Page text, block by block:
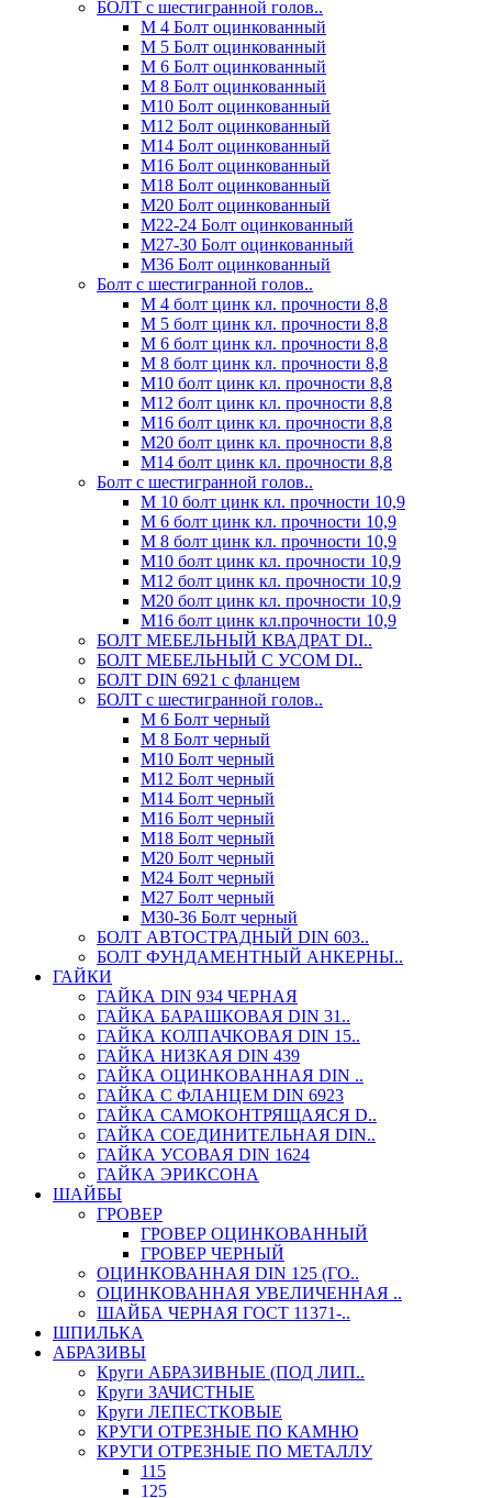
БОЛТ с шестигранной голов..
М 4 Болт оцинкованный
М 5 Болт оцинкованный
М 6 Болт оцинкованный
М 8 Болт оцинкованный
М10 Болт оцинкованный
М12 Болт оцинкованный
М14 Болт оцинкованный
М16 Болт оцинкованный
М18 Болт оцинкованный
М20 Болт оцинкованный
М22-24 Болт оцинкованный
М27-30 Болт оцинкованный
М36 Болт оцинкованный
Болт с шестигранной голов..
М 4 болт цинк кл. прочности 8,8
М 5 болт цинк кл. прочности 8,8
М 6 болт цинк кл. прочности 8,8
М 8 болт цинк кл. прочности 8,8
М10 болт цинк кл. прочности 8,8
М12 болт цинк кл. прочности 8,8
М16 болт цинк кл. прочности 8,8
М20 болт цинк кл. прочности 8,8
М14 болт цинк кл. прочности 8,8
Болт с шестигранной голов..
М 10 болт цинк кл. прочности 10,9
М 6 болт цинк кл. прочности 10,9
М 8 болт цинк кл. прочности 10,9
М10 болт цинк кл. прочности 10,9
М12 болт цинк кл. прочности 10,9
М20 болт цинк кл. прочности 10,9
М16 болт цинк кл.прочности 10,9
БОЛТ МЕБЕЛЬНЫЙ КВАДРАТ DI..
БОЛТ МЕБЕЛЬНЫЙ С УСОМ DI..
БОЛТ DIN 6921 c фланцем
БОЛТ с шестигранной голов..
М 6 Болт черный
М 8 Болт черный
М10 Болт черный
М12 Болт черный
М14 Болт черный
М16 Болт черный
М18 Болт черный
М20 Болт черный
М24 Болт черный
М27 Болт черный
М30-36 Болт черный
БОЛТ АВТОСТРАДНЫЙ DIN 603..
БОЛТ ФУНДАМЕНТНЫЙ АНКЕРНЫ..
ГАЙКИ
ГАЙКА DIN 934 ЧЕРНАЯ
ГАЙКА БАРАШКОВАЯ DIN 31..
ГАЙКА КОЛПАЧКОВАЯ DIN 15..
ГАЙКА НИЗКАЯ DIN 439
ГАЙКА ОЦИНКОВАННАЯ DIN ..
ГАЙКА С ФЛАНЦЕМ DIN 6923
ГАЙКА САМОКОНТРЯЩАЯСЯ D..
ГАЙКА СОЕДИНИТЕЛЬНАЯ DIN..
ГАЙКА УСОВАЯ DIN 1624
ГАЙКА ЭРИКСОНА
ШАЙБЫ
ГРОВЕР
ГРОВЕР ОЦИНКОВАННЫЙ
ГРОВЕР ЧЕРНЫЙ
ОЦИНКОВАННАЯ DIN 125 (ГО..
ОЦИНКОВАННАЯ УВЕЛИЧЕННАЯ ..
ШАЙБА ЧЕРНАЯ ГОСТ 11371-..
ШПИЛЬКА
АБРАЗИВЫ
Круги АБРАЗИВНЫЕ (ПОД ЛИП..
Круги ЗАЧИСТНЫЕ
Круги ЛЕПЕСТКОВЫЕ
КРУГИ ОТРЕЗНЫЕ ПО КАМНЮ
КРУГИ ОТРЕЗНЫЕ ПО МЕТАЛЛУ
115
125